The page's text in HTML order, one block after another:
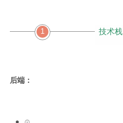
1 技术栈
后端：